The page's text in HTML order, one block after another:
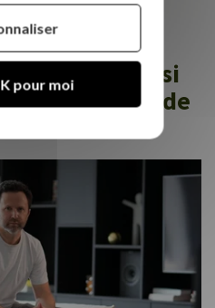
sont aussi
bonne nuit de
pour moi